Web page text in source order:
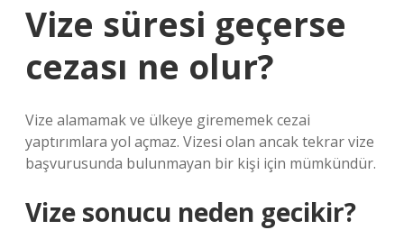
Vize süresi geçerse
cezası ne olur?
Vize alamamak ve ülkeye girememek cezai
yaptırımlara yol açmaz. Vizesi olan ancak tekrar vize
başvurusunda bulunmayan bir kişi için mümkündür.
Vize sonucu neden gecikir?